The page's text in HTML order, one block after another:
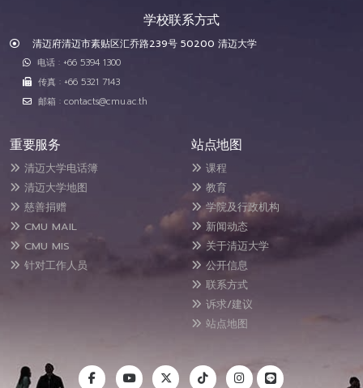
学校联系方式
清迈府清迈市素贴区汇乔路239号 50200 清迈大学
电话 : +66 5394 1300
传真 : +66 5321 7143
邮箱 : contacts@cmu.ac.th
重要服务
清迈大学电话簿
清迈大学地图
慈善捐赠
CMU MAIL
CMU MIS
针对工作人员
站点地图
课程
教育
学院及行政机构
新闻动态
关于清迈大学
公开信息
联系方式
诉求/建议
站点地图